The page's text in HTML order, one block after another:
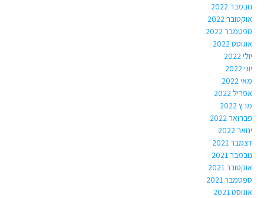
נובמבר 2022
אוקטובר 2022
ספטמבר 2022
אוגוסט 2022
יולי 2022
יוני 2022
מאי 2022
אפריל 2022
מרץ 2022
פברואר 2022
ינואר 2022
דצמבר 2021
נובמבר 2021
אוקטובר 2021
ספטמבר 2021
אוגוסט 2021